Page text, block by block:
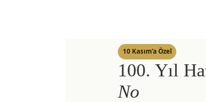
10 Kasım’a Özel
100. Yıl
No